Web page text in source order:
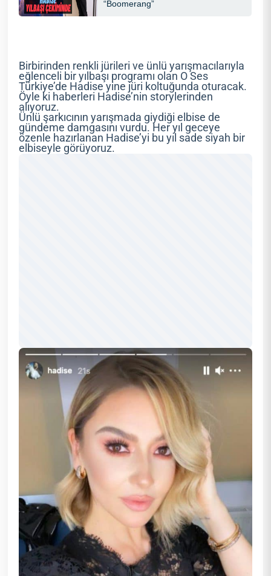
Birbirinden renkli jürileri ve ünlü yarışmacılarıyla
eğlenceli bir yılbaşı programı olan O Ses
Türkiye’de Hadise yine jüri koltuğunda oturacak.
Öyle ki haberleri Hadise’nin storylerinden
alıyoruz.
Ünlü şarkıcının yarışmada giydiği elbise de
gündeme damgasını vurdu. Her yıl geceye
özenle hazırlanan Hadise’yi bu yıl sade siyah bir
elbiseyle görüyoruz.